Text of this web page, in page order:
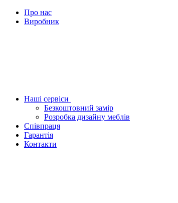
Про нас
Виробник
Наші сервіси
Безкоштовний замір
Розробка дизайну меблів
Співпраця
Гарантія
Контакти